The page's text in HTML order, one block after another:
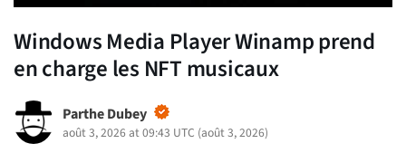
Windows Media Player Winamp prend
en charge les NFT musicaux
Parthe Dubey
août 3, 2026 at 09:43 UTC (août 3, 2026)